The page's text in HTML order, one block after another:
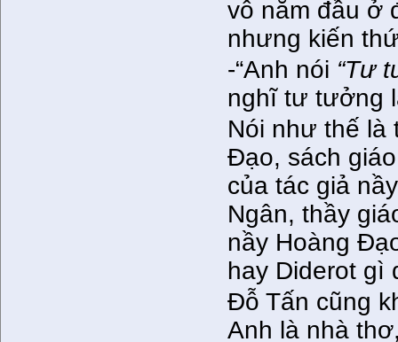
vô năm đầu ở
nhưng kiến
-“Anh nói “Tư
nghĩ tư tưởng
Nói như thế là
Đạo, sách
của tác giả
Ngân, thầy
nầy Hoàng
hay Diderot gì
Đỗ Tấn cũng
Anh là nhà